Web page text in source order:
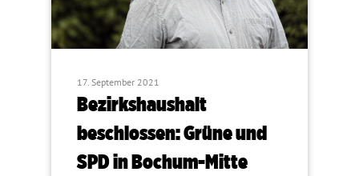
17. September 2021
Bezirkshaushalt
beschlossen: Grüne und
SPD in Bochum-Mitte